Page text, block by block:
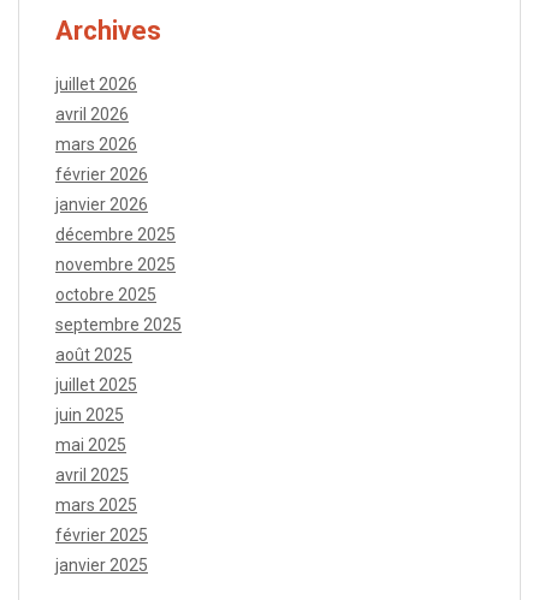
Archives
juillet 2026
avril 2026
mars 2026
février 2026
janvier 2026
décembre 2025
novembre 2025
octobre 2025
septembre 2025
août 2025
juillet 2025
juin 2025
mai 2025
avril 2025
mars 2025
février 2025
janvier 2025